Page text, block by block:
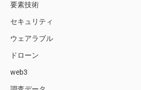
要素技術
セキュリティ
ウェアラブル
ドローン
web3